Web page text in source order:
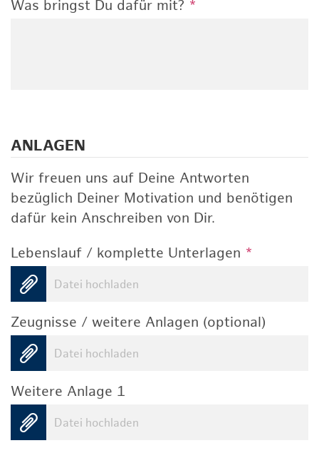
Was bringst Du dafür mit? *
ANLAGEN
Wir freuen uns auf Deine Antworten
bezüglich Deiner Motivation und benötigen
dafür kein Anschreiben von Dir.
Lebenslauf / komplette Unterlagen *
Datei hochladen
Zeugnisse / weitere Anlagen (optional)
Datei hochladen
Weitere Anlage 1
Datei hochladen